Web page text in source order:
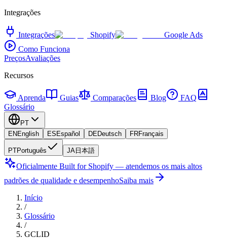
Integrações
Integrações Shopify
Google Ads
Como Funciona
PreçosAvaliações
Recursos
Aprenda Guias Comparações Blog
FAQ
Glossário
PT
EN English ES Español DEDeutsch FRFrançais
PTPortuguês JA 日本語
Oficialmente Built for Shopify — atendemos os mais altos
padrões de qualidade e desempenhoSaiba mais
Início
/
Glossário
/
GCLID